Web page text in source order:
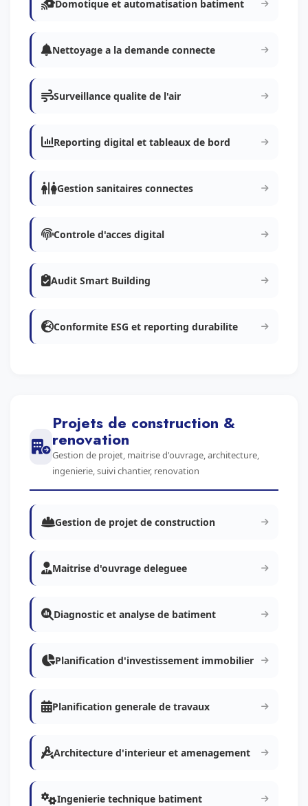
Domotique et automatisation batiment
Nettoyage a la demande connecte
Surveillance qualite de l'air
Reporting digital et tableaux de bord
Gestion sanitaires connectes
Controle d'acces digital
Audit Smart Building
Conformite ESG et reporting durabilite
Projets de construction &
renovation
Gestion de projet, maitrise d'ouvrage, architecture,
ingenierie, suivi chantier, renovation
Gestion de projet de construction
Maitrise d'ouvrage deleguee
Diagnostic et analyse de batiment
Planification d'investissement immobilier
Planification generale de travaux
Architecture d'interieur et amenagement
Ingenierie technique batiment